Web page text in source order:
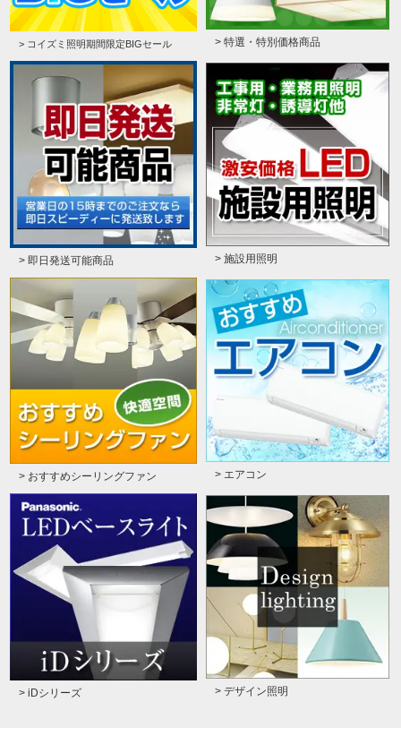
> コイズミ照明期間限定BIGセール > 特選・特別価格商品
> 即日発送可能商品 > 施設用照明
> おすすめシーリングファン > エアコン
> iDシリーズ > デザイン照明